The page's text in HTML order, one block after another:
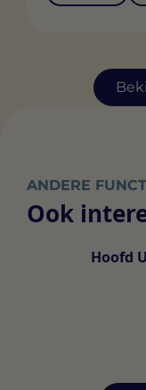
ANDERE
Ook
Hoofd